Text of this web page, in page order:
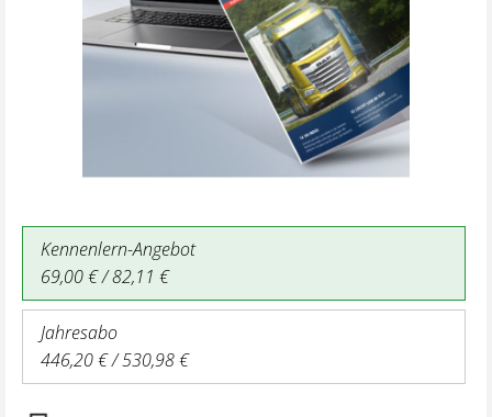
Kennenlern-Angebot
69,00 € / 82,11 €
Jahresabo
446,20 € / 530,98 €